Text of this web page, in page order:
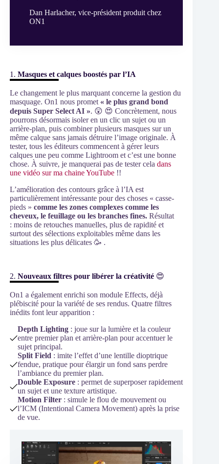
Dan Harlacher, vice-président produit chez
ON1
1. Masques et calques boostés par l’IA
Le changement le plus marquant concerne la gestion du
masquage. On1 nous promet « le plus grand bond
depuis Super Select AI ». 😲 😍 Concrètement, nous
pourrons désormais isoler en un clic un sujet ou un
arrière-plan, puis combiner plusieurs masques sur un
même calque sans jamais détruire l’image originale. À
tester, tous les éditeurs commencent à gérer leurs
calques une peu comme Lightroom et c’est une bonne
chose. À suivre, je manquerai pas de tester cela dans
une vidéo sur ma chaine YouTube !!
L’amélioration des contours grâce à l’IA est
particulièrement intéressante pour des choses « casse-
pieds » comme les zones complexes comme les
cheveux, le feuillage ou les branches fines. Résultat
: moins de retouches manuelles, plus de rapidité et
surtout des sélections exploitables même dans les
situations les plus délicates 🥳 .
2. Nouveaux filtres pour libérer la créativité 😍
On1 a également enrichi son module Effects, déjà
plébiscité pour la variété de ses rendus. Quatre filtres
inédits font leur apparition :
Depth Lighting : joue sur la lumière et la couleur
entre premier plan et arrière-plan pour accentuer le
sujet principal.
Split Field : imite l’effet d’une lentille dioptrique
fendue, pratique pour élargir un fond sans perdre
l’ambiance du premier plan.
Double Exposure : permet de superposer rapidement
un sujet et une texture artistique.
Motion Filter : simule le flou de mouvement ou
l’ICM (Intentional Camera Movement) après la prise
de vue.